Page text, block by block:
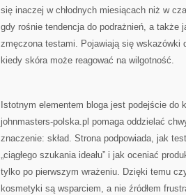
się inaczej w chłodnych miesiącach niż w
gdy rośnie tendencja do podrażnień, a
zmęczona testami. Pojawiają się
kiedy skóra może reagować na wilgotność.
Istotnym elementem bloga jest podejście
johnmasters-polska.pl pomaga oddzielać
znaczenie: skład. Strona podpowiada, jak
„ciągłego szukania ideału” i jak oceniać
tylko po pierwszym wrażeniu. Dzięki temu
kosmetyki są wsparciem, a nie źródłem